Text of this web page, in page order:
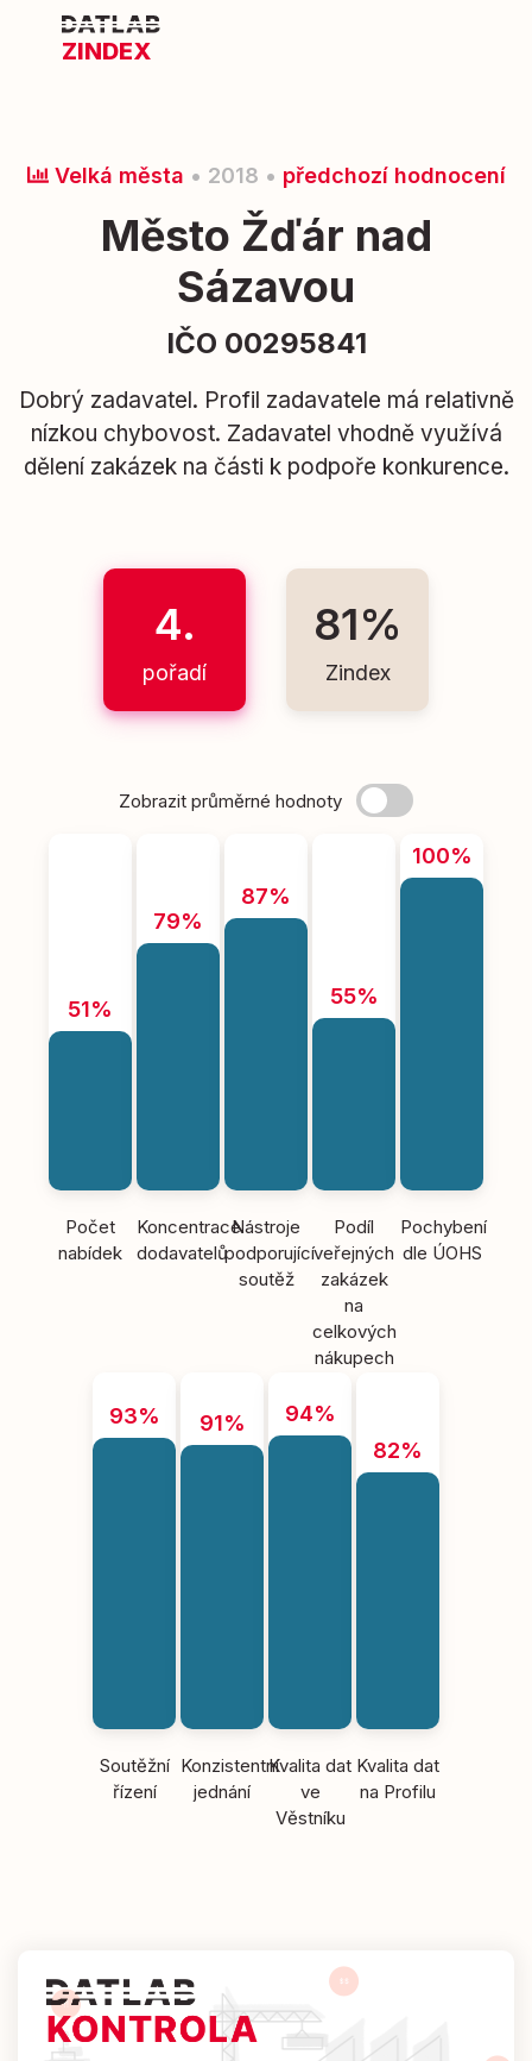
ZINDEX
Velká města • 2018 • předchozí hodnocení
Město Žďár nad
Sázavou
IČO 00295841
Dobrý zadavatel. Profil zadavatele má relativně
nízkou chybovost. Zadavatel vhodně využívá
dělení zakázek na části k podpoře konkurence.
4.
pořadí
81%
Zindex
Zobrazit průměrné hodnoty
51%
Počet
nabídek
79%
Koncentrace
dodavatelů
87%
Nástroje
podporující
soutěž
55%
Podíl
veřejných
zakázek
na
celkových
nákupech
100%
Pochybení
dle ÚOHS
93%
Soutěžní
řízení
91%
Konzistentní
jednání
94%
Kvalita dat
ve
Věstníku
82%
Kvalita dat
na Profilu